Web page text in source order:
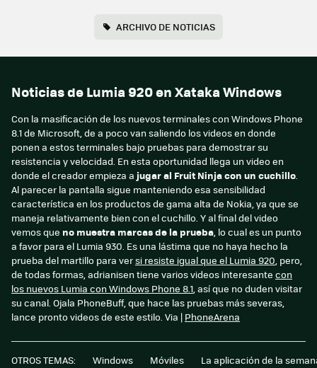
ARCHIVO DE NOTICIAS
Noticias de Lumia 920 en Xataka Windows
Con la masificación de los nuevos terminales con Windows Phone
8.1 de Microsoft, de a poco van saliendo los videos en donde
ponen a estos terminales bajo pruebas para demostrar su
resistencia y velocidad. En esta oportunidad llega un video en
donde el creador empieza a jugar al Fruit Ninja con un cuchillo.
Al parecer la pantalla sigue manteniendo esa sensibilidad
característica en los productos de gama alta de Nokia, ya que se
maneja relativamente bien con el cuchillo. Y al final del video
vemos que no muestra marcas de la prueba, lo cual es un punto
a favor para el Lumia 930. Es una lástima que no haya hecho la
prueba del martillo para versi resiste igual que el Lumia 920, pero,
de todas formas, adrianisen tiene varios videos interesante con
los nuevos Lumia con Windows Phone 8.1, así que no duden visitar
su canal. Ojala PhoneBuff, que hace las pruebas más severas,
lance pronto videos de este estilo. Via | PhoneArena
OTROS TEMAS: Windows Móviles La aplicación de la